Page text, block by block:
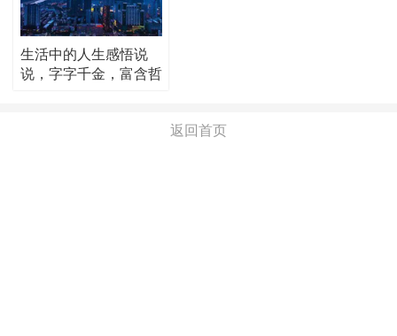
生活中的人生感悟说
说，字字千金，富含哲
返回首页